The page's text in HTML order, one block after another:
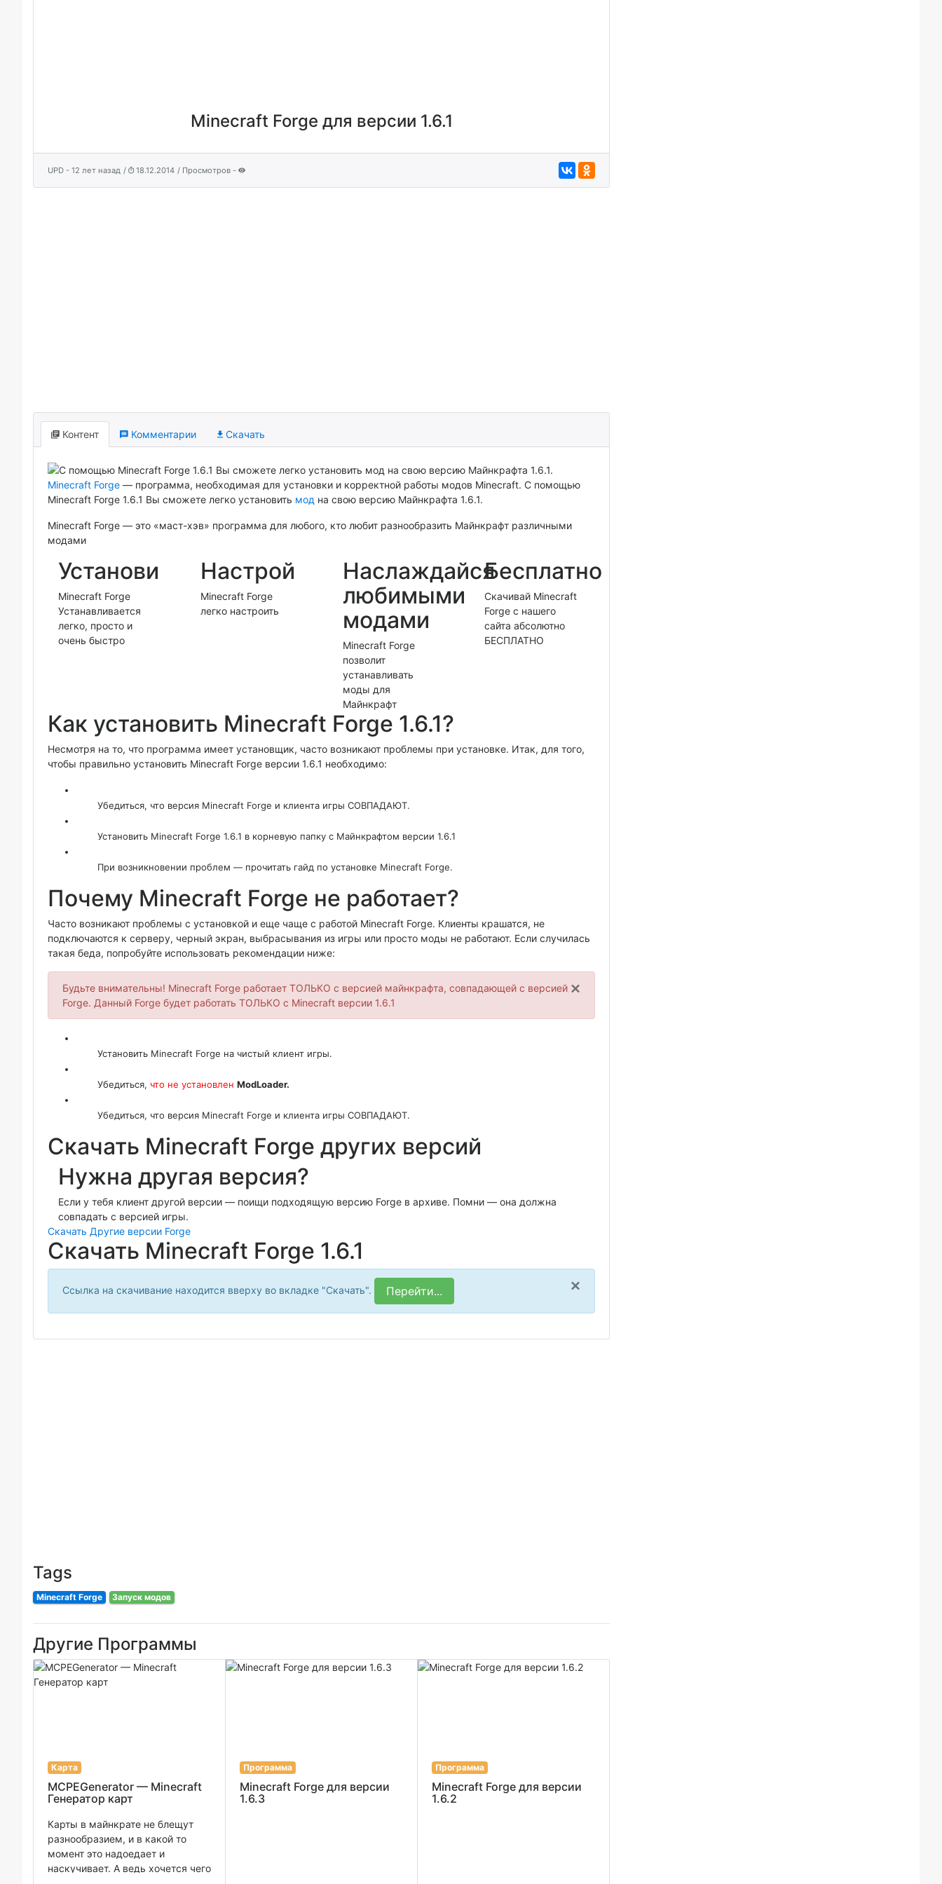
Minecraft Forge для версии 1.6.1
UPD - 12 лет назад / 18.12.2014 / Просмотров -
Контент Комментарии Скачать
Minecraft Forge — программа, необходимая для установки и корректной работы модов Minecraft. С помощью
Minecraft Forge 1.6.1 Вы сможете легко установить мод на свою версию Майнкрафта 1.6.1.
Minecraft Forge — это «маст-хэв» программа для любого, кто любит разнообразить Майнкрафт различными
модами
Установи
Minecraft Forge
Устанавливается
легко, просто и
очень быстро
Настрой
Minecraft Forge
легко настроить
Наслаждайся
любимыми
модами
Minecraft Forge
позволит
устанавливать
моды для
Майнкрафт
Бесплатно
Скачивай Minecraft
Forge с нашего
сайта абсолютно
БЕСПЛАТНО
Как установить Minecraft Forge 1.6.1?
Несмотря на то, что программа имеет установщик, часто возникают проблемы при установке. Итак, для того,
чтобы правильно установить Minecraft Forge версии 1.6.1 необходимо:
Убедиться, что версия Minecraft Forge и клиента игры СОВПАДАЮТ.
Установить Minecraft Forge 1.6.1 в корневую папку с Майнкрафтом версии 1.6.1
При возникновении проблем — прочитать гайд по установке Minecraft Forge.
Почему Minecraft Forge не работает?
Часто возникают проблемы с установкой и еще чаще с работой Minecraft Forge. Клиенты крашатся, не
подключаются к серверу, черный экран, выбрасывания из игры или просто моды не работают. Если случилась
такая беда, попробуйте использовать рекомендации ниже:
×
Будьте внимательны! Minecraft Forge работает ТОЛЬКО с версией майнкрафта, совпадающей с версией
Forge. Данный Forge будет работать ТОЛЬКО с Minecraft версии 1.6.1
Установить Minecraft Forge на чистый клиент игры.
Убедиться, что не установлен ModLoader.
Убедиться, что версия Minecraft Forge и клиента игры СОВПАДАЮТ.
Скачать Minecraft Forge других версий
Нужна другая версия?
Если у тебя клиент другой версии — поищи подходящую версию Forge в архиве. Помни — она должна
совпадать с версией игры.
Скачать Другие версии Forge
Скачать Minecraft Forge 1.6.1
×
Ссылка на скачивание находится вверху во вкладке "Скачать". Перейти...
Tags
Minecraft Forge Запуск модов
Другие Программы
Карта
MCPEGenerator — Minecraft
Генератор карт
Карты в майнкрате не блещут
разнообразием, и в какой то
момент это надоедает и
наскучивает. А ведь хочется чего
Программа
Minecraft Forge для версии
1.6.3
Программа
Minecraft Forge для версии
1.6.2